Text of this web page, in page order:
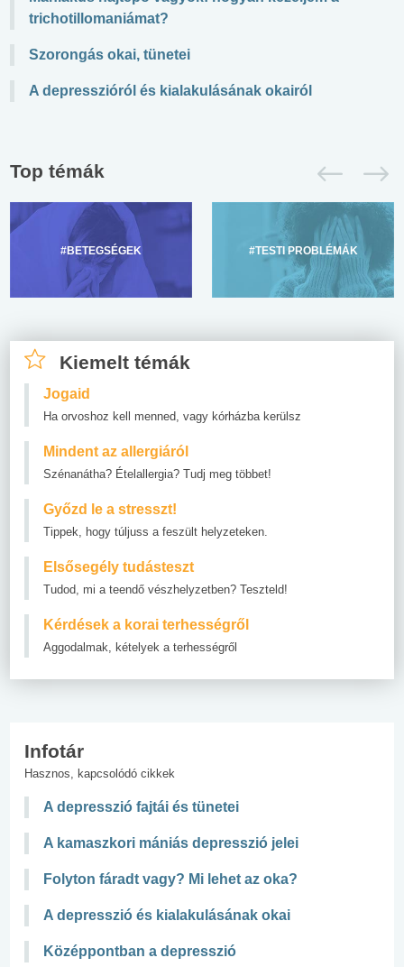
trichotillomaniámat?
Szorongás okai, tünetei
A depresszióról és kialakulásának okairól
Top témák
#BETEGSÉGEK #TESTI PROBLÉMÁK
Kiemelt témák
Jogaid
Ha orvoshoz kell menned, vagy kórházba kerülsz
Mindent az allergiáról
Szénanátha? Ételallergia? Tudj meg többet!
Győzd le a stresszt!
Tippek, hogy túljuss a feszült helyzeteken.
Elsősegély tudásteszt
Tudod, mi a teendő vészhelyzetben? Teszteld!
Kérdések a korai terhességről
Aggodalmak, kételyek a terhességről
Infotár
Hasznos, kapcsolódó cikkek
A depresszió fajtái és tünetei
A kamaszkori mániás depresszió jelei
Folyton fáradt vagy? Mi lehet az oka?
A depresszió és kialakulásának okai
Középpontban a depresszió